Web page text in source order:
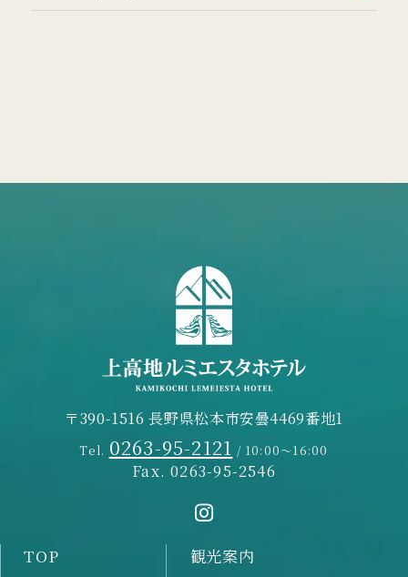
〒390-1516 長野県松本市安曇4469番地1
Tel. 0263-95-2121 / 10:00～16:00
Fax. 0263-95-2546
TOP
観光案内